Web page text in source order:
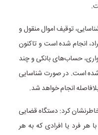
توقیف اموال منقول و
انجام شده است و تاکنون
حساب‌های بانکی و چند
شده است. در صورت شناسایی
انجام خواهد شد.
کرد: دستگاه قضایی
هر فرد یا افرادی که به هر